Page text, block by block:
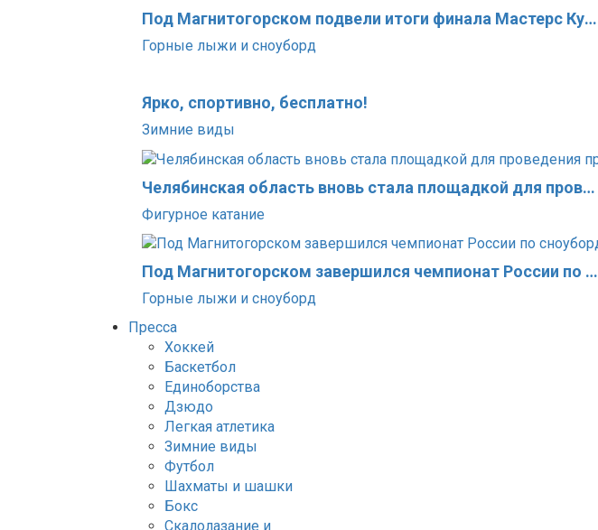
Под Магнитогорском подвели итоги финала Мастерс Ку…
Горные лыжи и сноуборд
Ярко, спортивно, бесплатно!
Зимние виды
Челябинская область вновь стала площадкой для пров…
Фигурное катание
Под Магнитогорском завершился чемпионат России по …
Горные лыжи и сноуборд
Пресса
Хоккей
Баскетбол
Единоборства
Дзюдо
Легкая атлетика
Зимние виды
Футбол
Шахматы и шашки
Бокс
Скалолазание и